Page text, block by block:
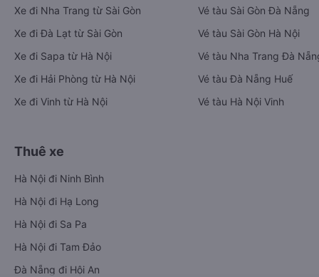
Xe đi Nha Trang từ Sài Gòn
Xe đi Đà Lạt từ Sài Gòn
Xe đi Sapa từ Hà Nội
Xe đi Hải Phòng từ Hà Nội
Xe đi Vinh từ Hà Nội
Vé tàu Sài Gòn Đà Nẵng
Vé tàu Sài Gòn Hà Nội
Vé tàu Nha Trang Đà
Vé tàu Đà Nẵng Huế
Vé tàu Hà Nội Vinh
Thuê xe
Hà Nội đi Ninh Bình
Hà Nội đi Hạ Long
Hà Nội đi Sa Pa
Hà Nội đi Tam Đảo
Đà Nẵng đi Hội An